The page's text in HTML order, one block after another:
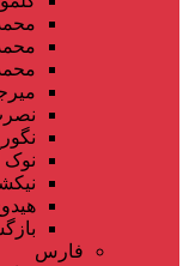
نگور
نوک
فارس